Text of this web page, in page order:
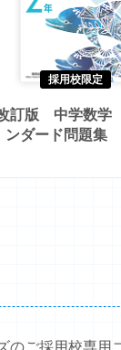
採用校限定
訂版 中学数学
ンダード問題集
のご採用校専用